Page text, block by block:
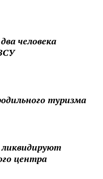
человека
туризма
ликвидируют
центра